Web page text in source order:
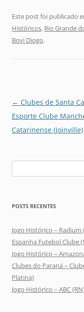
Este post foi publicado
Históricos, Rio Grande
Bovi Diogo.
Navegação
de
posts
← Clubes de Santa
Esporte Clube
Catarinense (Joinville)
por:
POSTS RECENTES
Jogo Histórico – Radium
Espanha Futebol Clube
Jogo Histórico –
Clubes do Paraná –
Platina)
Jogo Histórico – ABC